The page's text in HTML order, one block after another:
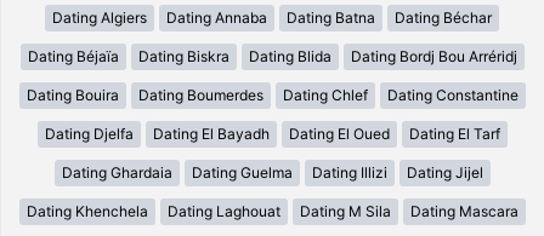
Dating Algiers Dating Annaba Dating Batna Dating Béchar
Dating Béjaïa Dating Biskra Dating Blida Dating Bordj Bou Arréridj
Dating Bouira Dating Boumerdes Dating Chlef Dating Constantine
Dating Djelfa Dating El Bayadh Dating El Oued Dating El Tarf
Dating Ghardaia Dating Guelma Dating Illizi Dating Jijel
Dating Khenchela Dating Laghouat Dating M Sila Dating Mascara